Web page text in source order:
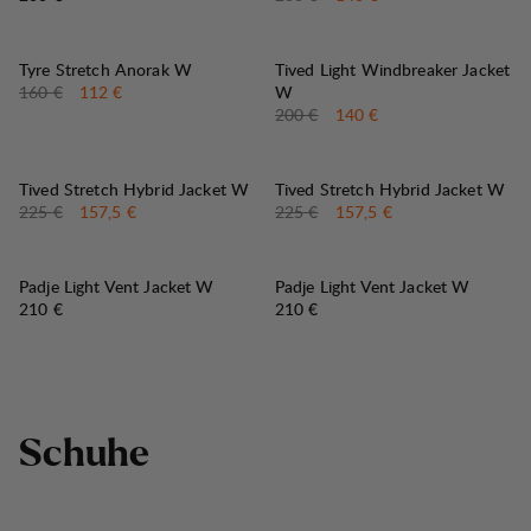
VERKAUF:
Tyre Stretch Anorak W
Originalpreis:
160 € Verkaufspreis
112 €
VERKAUF:
Tived Light Windbreaker Jacket
W
Originalpreis:
200 € Verkaufspreis
140 €
VERKAUF :
Tived Stretch Hybrid Jacket W
Originalpreis:
225 € Verkaufspreis
157,5 €
VERKAUF :
Tived Stretch Hybrid Jacket W
Originalpreis:
225 € Verkaufspreis
157,5 €
Padje Light Vent Jacket W
Preis:
210 €
Padje Light Vent Jacket W
Preis:
210 €
Schuhe